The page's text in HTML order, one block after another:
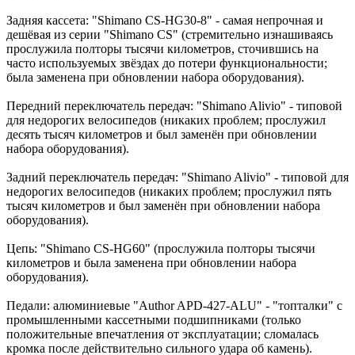
Задняя кассета: "Shimano CS-HG30-8" - самая непрочная и
дешёвая из серии "Shimano CS" (стремительно изнашиваясь
прослужила полторы тысячи километров, сточившись на
часто используемых звёздах до потери функциональности;
была заменена при обновлении набора оборудования).
Передний переключатель передач: "Shimano Alivio" - типовой
для недорогих велосипедов (никаких проблем; прослужил
десять тысяч километров и был заменён при обновлении
набора оборудования).
Задний переключатель передач: "Shimano Alivio" - типовой для
недорогих велосипедов (никаких проблем; прослужил пять
тысяч километров и был заменён при обновлении набора
оборудования).
Цепь: "Shimano CS-HG60" (прослужила полторы тысячи
километров и была заменена при обновлении набора
оборудования).
Педали: алюминиевые "Author APD-427-ALU" - "топталки" с
промышленными кассетными подшипниками (только
положительные впечатления от эксплуатации; сломалась
кромка после действительно сильного удара об камень).